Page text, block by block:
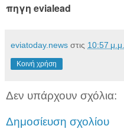
πηγη evialead
eviatoday.news στις 10:57 μ.μ.
Κοινή χρήση
Δεν υπάρχουν σχόλια:
Δημοσίευση σχολίου